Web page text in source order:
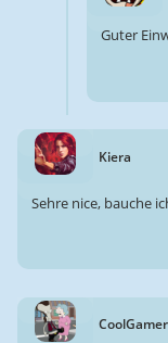
Guter
Kiera
Sehre nice, bauche